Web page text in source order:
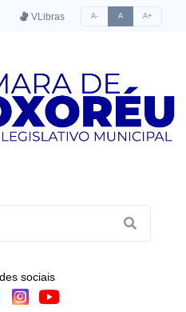
VLibras A- A A+
sociais